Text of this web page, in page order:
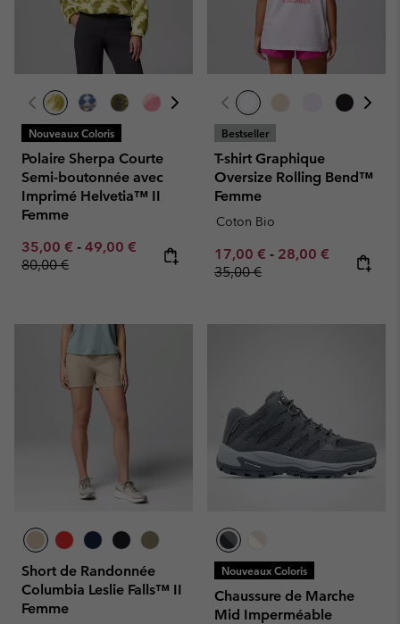
Nouveaux Coloris
Polaire Sherpa Courte
Semi-boutonnée avec
Imprimé Helvetia™ II
Femme
Minimum sale price:
35,00 € - Maximum sale price:
49,00 € Regular price:
80,00 €
Bestseller
T-shirt Graphique
Oversize Rolling Bend™
Femme
Coton Bio
Minimum sale price:
17,00 € - Maximum sale
28,00 € Regular
35,00 €
Short de Randonnée
Columbia Leslie Falls™ II
Femme
Nouveaux Coloris
Chaussure de Marche
Mid Imperméable